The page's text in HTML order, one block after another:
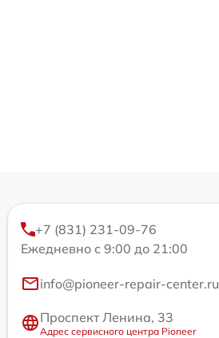
+7 (831) 231-09-76
Ежедневно с 9:00 до 21:00
info@pioneer-repair-center.ru
Проспект Ленина, 33
Адрес сервисного центра Pioneer